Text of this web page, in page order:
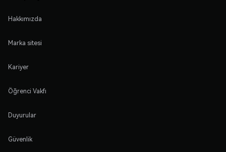
Hakkımızda
Marka sitesi
Kariyer
Öğrenci Vakfı
Duyurular
Güvenlik